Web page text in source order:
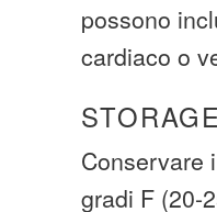
possono
cardiaco o
STORAGE
Conservare
gradi F (20-